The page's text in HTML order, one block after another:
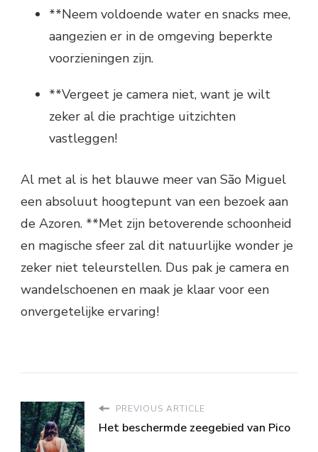
**Neem voldoende water en snacks mee,
aangezien er in de omgeving beperkte
voorzieningen zijn.
**Vergeet je camera niet, want je wilt
zeker al die prachtige uitzichten
vastleggen!
Al met al is het blauwe meer van São Miguel
een absoluut hoogtepunt van een bezoek aan
de Azoren. **Met zijn betoverende schoonheid
en magische sfeer zal dit natuurlijke wonder je
zeker niet teleurstellen. Dus pak je camera en
wandelschoenen en maak je klaar voor een
onvergetelijke ervaring!
PREVIOUS ARTICLE
Het beschermde zeegebied van Pico